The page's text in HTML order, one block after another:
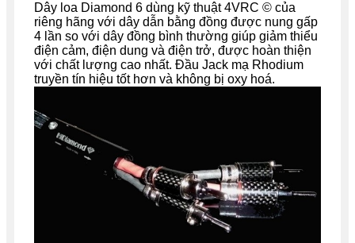
Dây loa Diamond 6 dùng kỹ thuật 4VRC © của
riêng hãng với dây dẫn bằng đồng được nung gấp
4 lần so với dây đồng bình thường giúp giảm thiểu
điện cảm, điện dung và điện trở, được hoàn thiện
với chất lượng cao nhất. Đầu Jack mạ Rhodium
truyền tín hiệu tốt hơn và không bị oxy hoá.